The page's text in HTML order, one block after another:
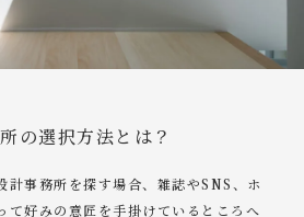
の選択方法とは？
計事務所を探す場合、雑誌やSNS、ホ
て好みの意匠を手掛けているところへ